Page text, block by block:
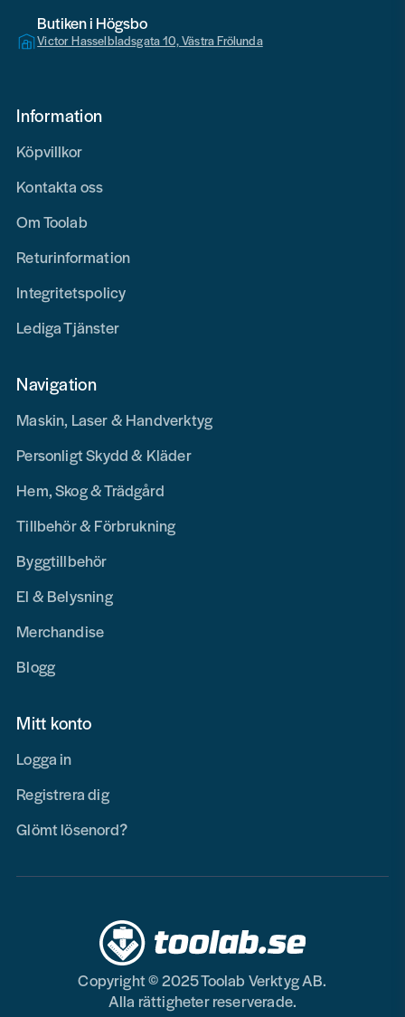
Butiken i Högsbo
Victor Hasselbladsgata 10, Västra Frölunda
Information
Köpvillkor
Kontakta oss
Om Toolab
Returinformation
Integritetspolicy
Lediga Tjänster
Navigation
Maskin, Laser & Handverktyg
Personligt Skydd & Kläder
Hem, Skog & Trädgård
Tillbehör & Förbrukning
Byggtillbehör
El & Belysning
Merchandise
Blogg
Mitt konto
Logga in
Registrera dig
Glömt lösenord?
Copyright © 2025 Toolab Verktyg AB.
Alla rättigheter reserverade.